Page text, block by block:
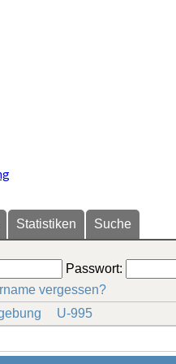
Statistiken
Suche
Passwort:
vergessen?
U-995